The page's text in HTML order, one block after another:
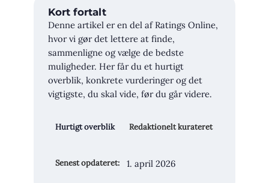
Kort fortalt
Denne artikel er en del af Ratings Online,
hvor vi gør det lettere at finde,
sammenligne og vælge de bedste
muligheder. Her får du et hurtigt
overblik, konkrete vurderinger og det
vigtigste, du skal vide, før du går videre.
Hurtigt overblik Redaktionelt kurateret
Senest opdateret: 1. april 2026